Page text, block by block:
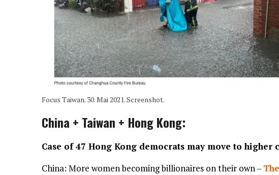
Focus Taiwan. 30. Mai 2021. Screenshot.
China + Taiwan + Hong Kong:
Case of 47 Hong Kong democrats may move to higher
China: More women becoming billionaires on their own –